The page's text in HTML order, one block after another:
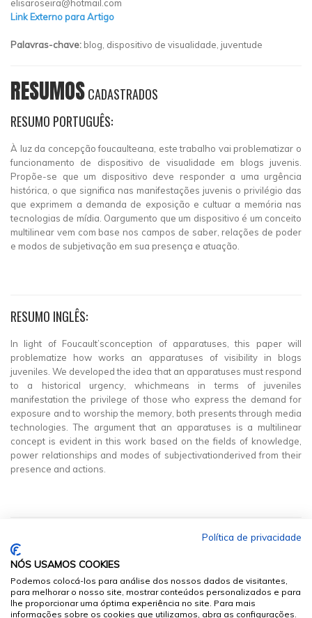
elisaroseira@hotmail.com
Link Externo para Artigo
Palavras-chave: blog, dispositivo de visualidade, juventude
RESUMOSCADASTRADOS
RESUMO PORTUGUÊS:
À luz da concepção foucaulteana, este trabalho vai problematizar o
funcionamento de dispositivo de visualidade em blogs juvenis.
Propõe-se que um dispositivo deve responder a uma urgência
histórica, o que significa nas manifestações juvenis o privilégio das
que exprimem a demanda de exposição e cultuar a memória nas
tecnologias de mídia. Oargumento que um dispositivo é um conceito
multilinear vem com base nos campos de saber, relações de poder
e modos de subjetivação em sua presença e atuação.
RESUMO INGLÊS:
In light of Foucault’sconception of apparatuses, this paper will
problematize how works an apparatuses of visibility in blogs
juveniles. We developed the idea that an apparatuses must respond
to a historical urgency, whichmeans in terms of juveniles
manifestation the privilege of those who express the demand for
exposure and to worship the memory, both presents through media
technologies. The argument that an apparatuses is a multilinear
concept is evident in this work based on the fields of knowledge,
power relationships and modes of subjectivationderived from their
presence and actions.
Política de privacidade
NÓS USAMOS COOKIES
Podemos colocá-los para análise dos nossos dados de visitantes,
para melhorar o nosso site, mostrar conteúdos personalizados e para
lhe proporcionar uma óptima experiência no site. Para mais
informações sobre os cookies que utilizamos, abra as configurações.